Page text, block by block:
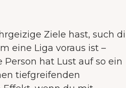
Ziele hast, such
eine Liga voraus ist –
Person hat Lust auf so ein
tiefgreifenden